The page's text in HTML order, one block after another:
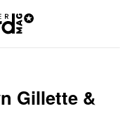
Gillette &